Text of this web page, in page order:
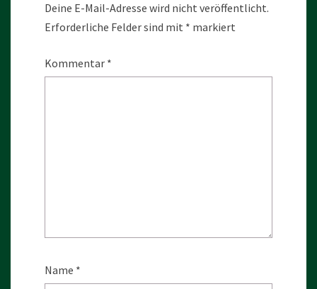
Deine E-Mail-Adresse wird nicht veröffentlicht.
Erforderliche Felder sind mit * markiert
Kommentar *
Name *